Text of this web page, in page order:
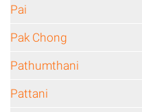
Pai
Pak Chong
Pathumthani
Pattani